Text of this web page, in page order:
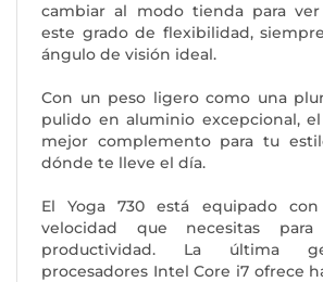
cambiar al modo tienda para
este grado de flexibilidad,
ángulo de visión ideal.
Con un peso ligero como una
pulido en aluminio excepcional,
mejor complemento para tu
dónde te lleve el día.
El Yoga 730 está equipado
velocidad que necesitas
productividad. La última
procesadores Intel Core i7 ofrece